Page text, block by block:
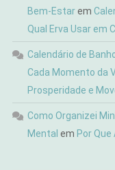
Bem-Estarem
Qual Erva Usar em
Calendário de
Cada Momento da
Prosperidade e
Como Organizei
Mental em Por